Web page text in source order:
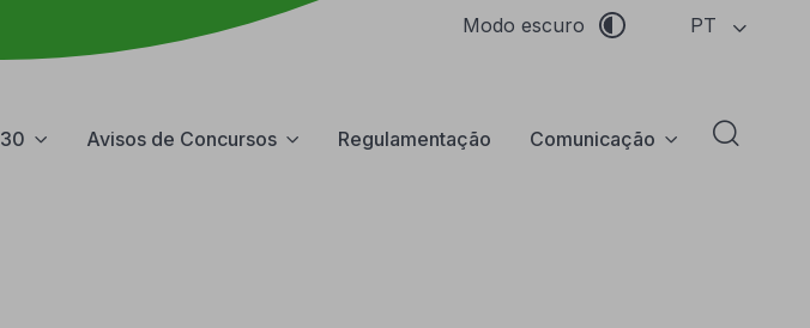
Modo escuro PT
Avisos de Concursos Regulamentação Comunicação Abrir